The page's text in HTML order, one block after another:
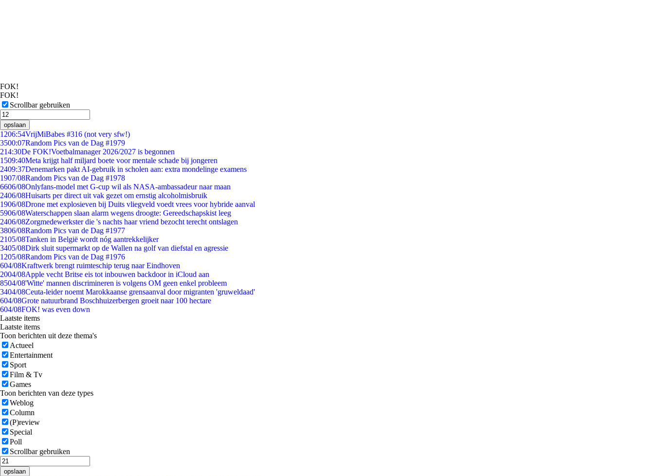
FOK!
FOK!
Scrollbar gebruiken
opslaan
1206:54VrijMiBabes #316 (not very sfw!)
3500:07Random Pics van de Dag #1979
214:30De FOK!Voetbalmanager 2026/2027 is begonnen
1509:40Meta krijgt half miljard boete voor mentale schade bij jongeren
2409:37Denemarken pakt AI-gebruik in scholen aan: extra mondelinge examens
1907/08Random Pics van de Dag #1978
6606/08Onlyfans-model met G-cup wil als NASA-ambassadeur naar maan
2406/08Huisarts per direct uit vak gezet om ernstig alcoholmisbruik
1906/08Drone met explosieven bij Duits vliegveld voedt vrees voor hybride aanval
5906/08Waterschappen slaan alarm wegens droogte: Gereedschapskist leeg
2406/08Zorgmedewerkster die 's nachts haar vriend bezocht terecht ontslagen
3806/08Random Pics van de Dag #1977
2105/08Tanken in België wordt nóg aantrekkelijker
3405/08Dirk sluit supermarkt op de Wallen na golf van diefstal en agressie
1205/08Random Pics van de Dag #1976
604/08Kraftwerk brengt ruimteschip terug naar Eindhoven
2004/08Apple vecht Britse eis tot inbouwen backdoor in iCloud aan
8504/08'Witte' mannen discrimineren is volgens OM geen enkel probleem
3404/08Ceuta-leider noemt Marokkaanse grensaanval door migranten 'gruweldaad'
604/08Grote natuurbrand Boschhuizerbergen groeit naar 100 hectare
604/08FOK! was even down
Laatste items
Laatste items
Toon berichten uit deze thema's
Actueel
Entertainment
Sport
Film & Tv
Games
Toon berichten van deze types
Weblog
Column
(P)review
Special
Poll
Scrollbar gebruiken
opslaan